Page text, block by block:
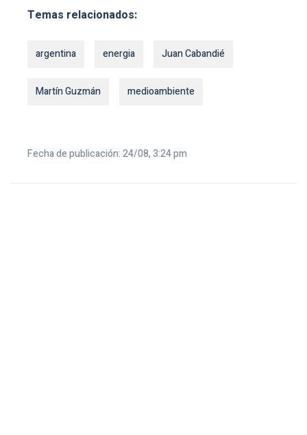
Temas relacionados:
argentina energia Juan Cabandié
Martín Guzmán medioambiente
Fecha de publicación: 24/08, 3:24 pm